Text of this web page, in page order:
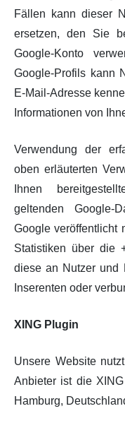
Fällen kann dieser
ersetzen, den Sie
Google-Konto
Google-Profils kann
E-Mail-Adresse
Informationen von
Verwendung der
oben erläuterten
Ihnen
geltenden Google-
Google veröffentlicht
Statistiken über die
diese an Nutzer und
Inserenten oder
XING Plugin
Unsere Website
Anbieter ist die
Hamburg,